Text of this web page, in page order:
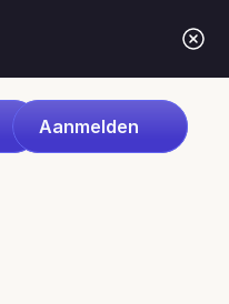
Aanmelden